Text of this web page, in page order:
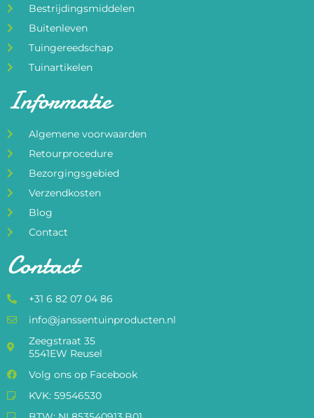
Bestrijdingsmiddelen
Buitenleven
Tuingereedschap
Tuinartikelen
Informatie
Algemene voorwaarden
Retourprocedure
Bezorgingsgebied
Verzendkosten
Blog
Contact
Contact
+31 6 82 07 04 86
info@janssentuinproducten.nl
Zeegstraat 35
5541EW Reusel
Volg ons op Facebook
KVK: 59546530